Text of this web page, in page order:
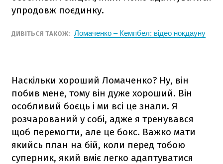
упродовж поєдинку.
ДИВІТЬСЯ ТАКОЖ: Ломаченко – Кемпбел: відео нокдауну
Наскільки хороший Ломаченко? Ну, він
побив мене, тому він дуже хороший. Він
особливий боєць і ми всі це знали. Я
розчарований у собі, адже я тренувався
щоб перемогти, але це бокс. Важко мати
якийсь план на бій, коли перед тобою
суперник, який вміє легко адаптуватися